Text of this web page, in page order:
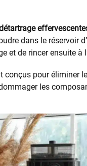
dans le réservoir
et de rincer ensuite à
conçus pour éliminer
les